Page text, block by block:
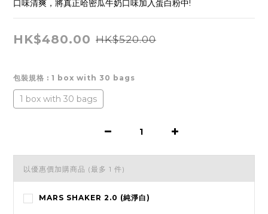
口味清爽，將真正哈密瓜牛奶口味加入蛋白粉中!
HK$480.00 HK$520.00
包裝規格 : 1 box with 30 bags
1 box with 30 bags
以優惠價加購商品 (最多 1 件)
MARS SHAKER 2.0 (純淨白)